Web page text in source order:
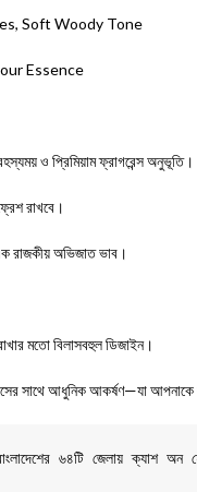
Soft Woody Tone
Essence
ও প্রিমিয়াম ফ্রাগরেন্স অনুভূতি।
রাখবে।
রাজকীয় অভিজাত ভাব।
মতো বিলাসবহুল ডিজাইন।
সাথে আধুনিক আকর্ষণ—যা আপনাকে
বাংলাদেশের ৬৪টি জেলায়